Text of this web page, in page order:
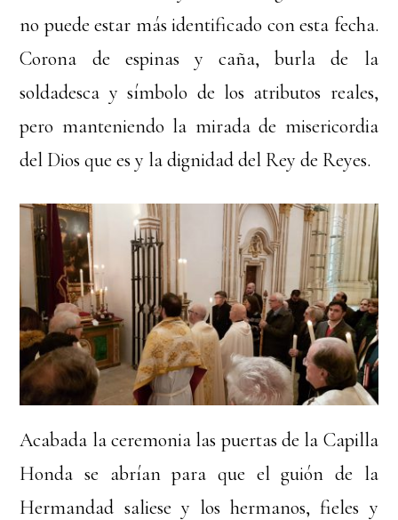
no puede estar más identificado con esta fecha.
Corona de espinas y caña, burla de la
soldadesca y símbolo de los atributos reales,
pero manteniendo la mirada de misericordia
del Dios que es y la dignidad del Rey de Reyes.
Acabada la ceremonia las puertas de la Capilla
Honda se abrían para que el guión de la
Hermandad saliese y los hermanos, fieles y